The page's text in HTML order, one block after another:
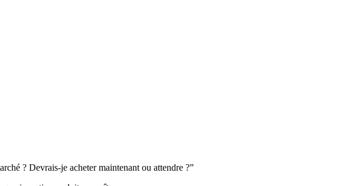
? Devrais-je acheter maintenant ou attendre ?”